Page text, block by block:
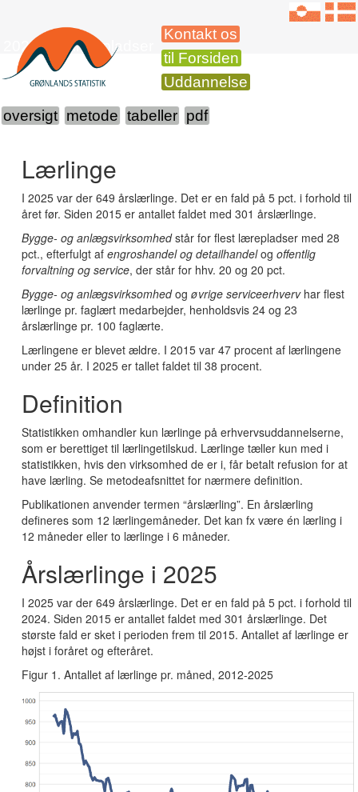
Kontakt os
til Forsiden
Uddannelse
2025 Lærlingepladser
oversigt metode tabeller pdf